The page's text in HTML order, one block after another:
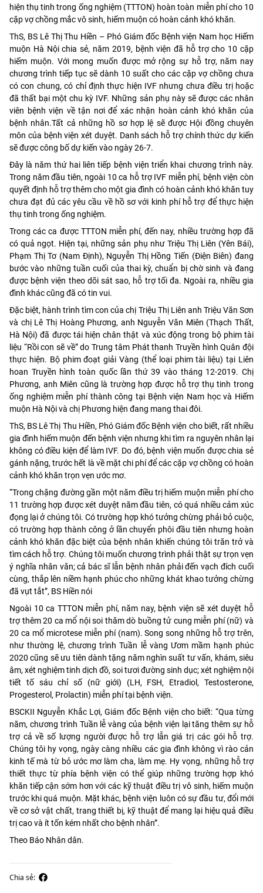
hiện thụ tinh trong ống nghiệm (TTTON) hoàn toàn miễn phí cho 10
cặp vợ chồng mắc vô sinh, hiếm muộn có hoàn cảnh khó khăn.
ThS, BS Lê Thị Thu Hiền – Phó Giám đốc Bệnh viện Nam học Hiếm
muộn Hà Nội chia sẻ, năm 2019, bệnh viện đã hỗ trợ cho 10 cặp
hiếm muộn. Với mong muốn được mở rộng sự hỗ trợ, năm nay
chương trình tiếp tục sẽ dành 10 suất cho các cặp vợ chồng chưa
có con chung, có chỉ định thực hiện IVF nhưng chưa điều trị hoặc
đã thất bại một chu kỳ IVF. Những sản phụ này sẽ được các nhân
viên bệnh viện về tận nơi để xác nhận hoàn cảnh khó khăn của
bệnh nhân.Tất cả những hồ sơ hợp lệ sẽ được Hội đồng chuyên
môn của bệnh viện xét duyệt. Danh sách hỗ trợ chính thức dự kiến
sẽ được công bố dự kiến vào ngày 26-7.
Đây là năm thứ hai liên tiếp bệnh viện triển khai chương trình này.
Trong năm đầu tiên, ngoài 10 ca hỗ trợ IVF miễn phí, bệnh viện còn
quyết định hỗ trợ thêm cho một gia đình có hoàn cảnh khó khăn tuy
chưa đạt đủ các yêu cầu về hồ sơ với kinh phí hỗ trợ để thực hiện
thụ tinh trong ống nghiệm.
Trong các ca được TTTON miễn phí, đến nay, nhiều trường hợp đã
có quả ngọt. Hiện tại, những sản phụ như Triệu Thị Liên (Yên Bái),
Phạm Thị Tơ (Nam Định), Nguyễn Thị Hồng Tiến (Điện Biên) đang
bước vào những tuần cuối của thai kỳ, chuẩn bị chờ sinh và đang
được bệnh viện theo dõi sát sao, hỗ trợ tối đa. Ngoài ra, nhiều gia
đình khác cũng đã có tin vui.
Đặc biệt, hành trình tìm con của chị Triệu Thị Liên anh Triệu Văn Sơn
và chị Lê Thị Hoàng Phương, anh Nguyễn Văn Miên (Thạch Thất,
Hà Nội) đã được tái hiện chân thật và xúc động trong bộ phim tài
liệu “Rồi con sẽ về” do Trung tâm Phát thanh Truyền hình Quân đội
thực hiện. Bộ phim đoạt giải Vàng (thể loại phim tài liệu) tại Liên
hoan Truyền hình toàn quốc lần thứ 39 vào tháng 12-2019. Chị
Phương, anh Miên cũng là trường hợp được hỗ trợ thụ tinh trong
ống nghiệm miễn phí thành công tại Bệnh viện Nam học và Hiếm
muộn Hà Nội và chị Phương hiện đang mang thai đôi.
ThS, BS Lê Thị Thu Hiền, Phó Giám đốc Bệnh viện cho biết, rất nhiều
gia đình hiếm muộn đến bệnh viện nhưng khi tìm ra nguyên nhân lại
không có điều kiện để làm IVF. Do đó, bệnh viện muốn được chia sẻ
gánh nặng, trước hết là về mặt chi phí để các cặp vợ chồng có hoàn
cảnh khó khăn trọn vẹn ước mơ.
“Trong chặng đường gần một năm điều trị hiếm muộn miễn phí cho
11 trường hợp được xét duyệt năm đầu tiên, có quá nhiều cảm xúc
đọng lại ở chúng tôi. Có trường hợp khó tưởng chừng phải bỏ cuộc,
có trường hợp thành công ở lần chuyển phôi đầu tiên nhưng hoàn
cảnh khó khăn đặc biệt của bệnh nhân khiến chúng tôi trăn trở và
tìm cách hỗ trợ. Chúng tôi muốn chương trình phải thật sự trọn vẹn
ý nghĩa nhân văn; cả bác sĩ lẫn bệnh nhân phải đến vạch đích cuối
cùng, thắp lên niềm hạnh phúc cho những khát khao tưởng chừng
đã vụt tắt”, BS Hiền nói
Ngoài 10 ca TTTON miễn phí, năm nay, bệnh viện sẽ xét duyệt hỗ
trợ thêm 20 ca mổ nội soi thăm dò buồng tử cung miễn phí (nữ) và
20 ca mổ microtese miễn phí (nam). Song song những hỗ trợ trên,
như thường lệ, chương trình Tuần lễ vàng Ươm mầm hạnh phúc
2020 cũng sẽ ưu tiên dành tặng năm nghìn suất tư vấn, khám, siêu
âm, xét nghiệm tinh dịch đồ, soi tươi đường sinh dục; xét nghiệm nội
tiết tố sáu chỉ số (nữ giới) (LH, FSH, Etradiol, Testosterone,
Progesterol, Prolactin) miễn phí tại bệnh viện.
BSCKII Nguyễn Khắc Lợi, Giám đốc Bệnh viện cho biết: “Qua từng
năm, chương trình Tuần lễ vàng của bệnh viện lại tăng thêm sự hỗ
trợ cả về số lượng người được hỗ trợ lẫn giá trị các gói hỗ trợ.
Chúng tôi hy vọng, ngày càng nhiều các gia đình không vì rào cản
kinh tế mà từ bỏ ước mơ làm cha, làm mẹ. Hy vọng, những hỗ trợ
thiết thực từ phía bệnh viện có thể giúp những trường hợp khó
khăn tiếp cận sớm hơn với các kỹ thuật điều trị vô sinh, hiếm muộn
trước khi quá muộn. Mặt khác, bệnh viện luôn có sự đầu tư, đổi mới
về cơ sở vật chất, trang thiết bị, kỹ thuật để mang lại hiệu quả điều
trị cao và ít tốn kém nhất cho bệnh nhân”.
Theo Báo Nhân dân.
Chia sẻ: